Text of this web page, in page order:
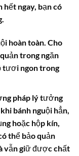
hết ngay, bạn có
hoàn toàn. Cho
trong ngăn
tươi ngon trong
pháp lý tưởng
bánh nguội hẳn,
hoặc hộp kín,
thể bảo quản
vẫn giữ được chất